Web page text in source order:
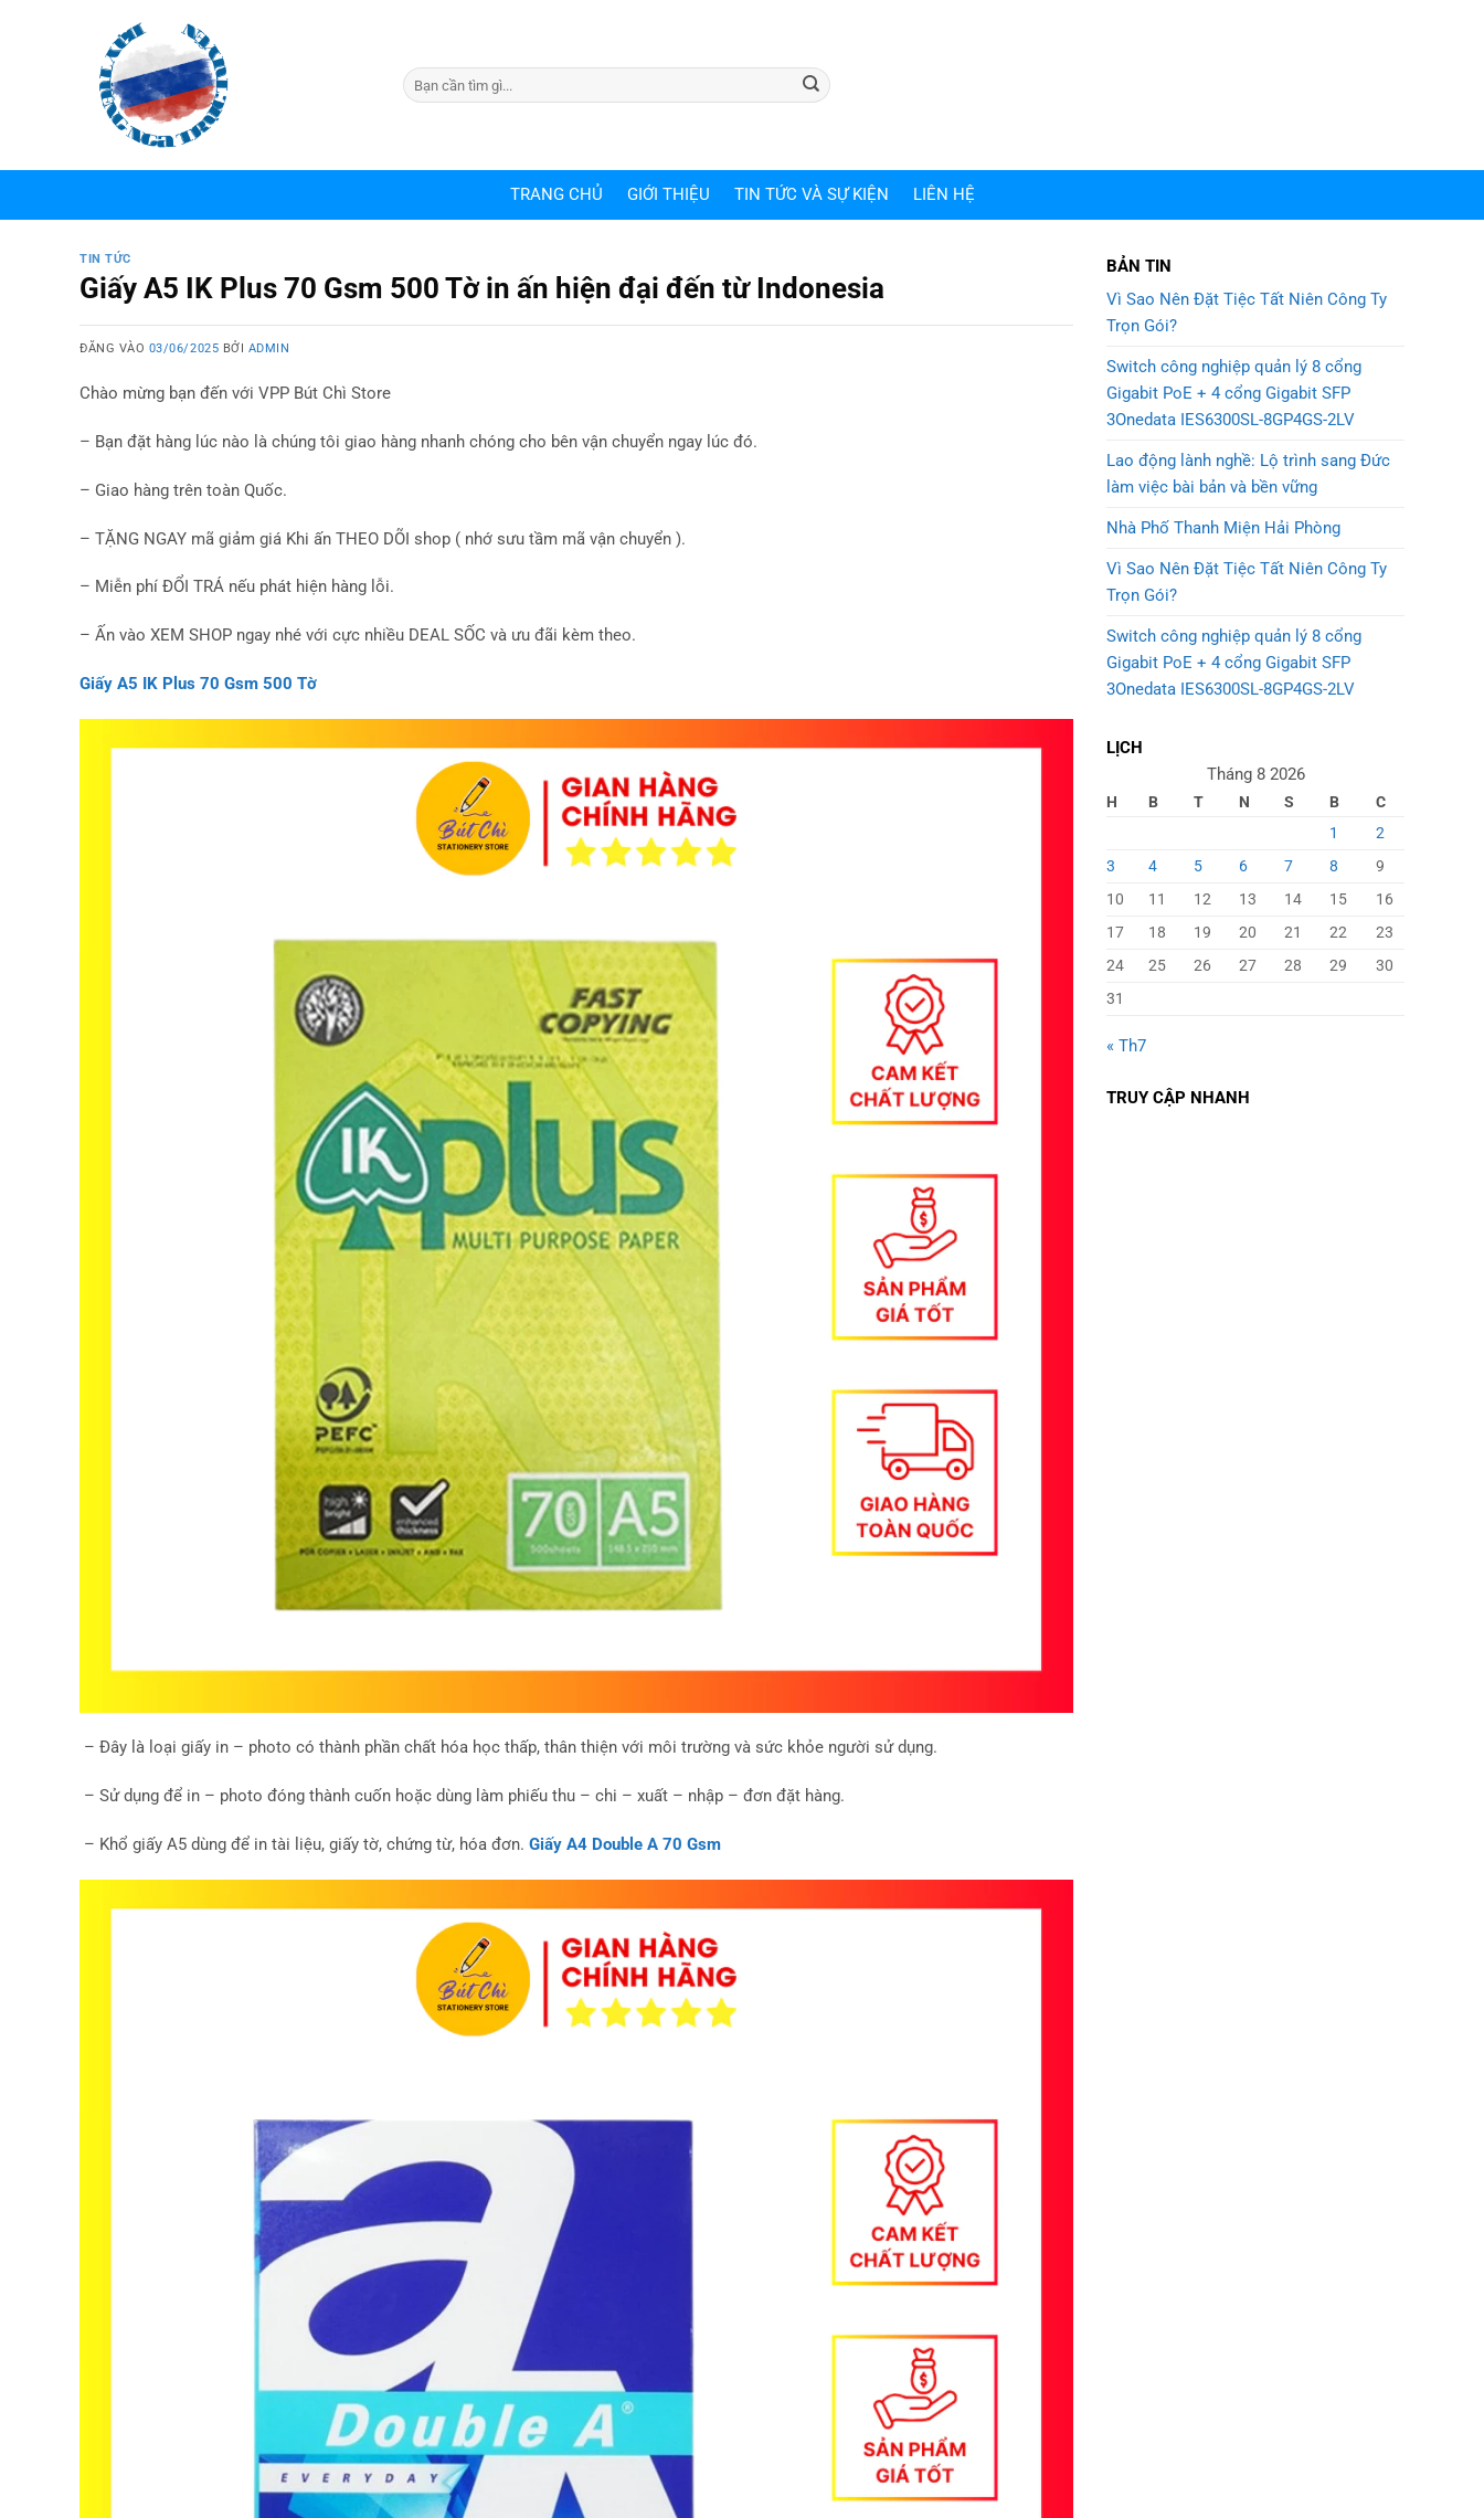
TRANG CHỦ GIỚI THIỆU TIN TỨC VÀ SỰ KIỆN LIÊN HỆ
TIN TỨC
Giấy A5 IK Plus 70 Gsm 500 Tờ in ấn hiện đại đến từ Indonesia
ĐĂNG VÀO 03/06/2025 BỞI ADMIN
Chào mừng bạn đến với VPP Bút Chì Store
– Bạn đặt hàng lúc nào là chúng tôi giao hàng nhanh chóng cho bên vận chuyển ngay lúc đó.
– Giao hàng trên toàn Quốc.
– TẶNG NGAY mã giảm giá Khi ấn THEO DÕI shop ( nhớ sưu tầm mã vận chuyển ).
– Miễn phí ĐỔI TRÁ nếu phát hiện hàng lỗi.
– Ấn vào XEM SHOP ngay nhé với cực nhiều DEAL SỐC và ưu đãi kèm theo.
Giấy A5 IK Plus 70 Gsm 500 Tờ
– Đây là loại giấy in – photo có thành phần chất hóa học thấp, thân thiện với môi trường và sức khỏe người sử dụng.
– Sử dụng để in – photo đóng thành cuốn hoặc dùng làm phiếu thu – chi – xuất – nhập – đơn đặt hàng.
– Khổ giấy A5 dùng để in tài liệu, giấy tờ, chứng từ, hóa đơn. Giấy A4 Double A 70 Gsm
BẢN TIN
Vì Sao Nên Đặt Tiệc Tất Niên Công Ty
Trọn Gói?
Switch công nghiệp quản lý 8 cổng
Gigabit PoE + 4 cổng Gigabit SFP
3Onedata IES6300SL-8GP4GS-2LV
Lao động lành nghề: Lộ trình sang Đức
làm việc bài bản và bền vững
Nhà Phố Thanh Miện Hải Phòng
Vì Sao Nên Đặt Tiệc Tất Niên Công Ty
Trọn Gói?
Switch công nghiệp quản lý 8 cổng
Gigabit PoE + 4 cổng Gigabit SFP
3Onedata IES6300SL-8GP4GS-2LV
LỊCH
Tháng 8 2026
H B T N S B
C
1
2
3
4 5 6 7 8
9
10
11 12 13 14 15
16
17
18 19 20 21 22
23
24
25 26 27 28 29
30
31
« Th7
TRUY CẬP NHANH